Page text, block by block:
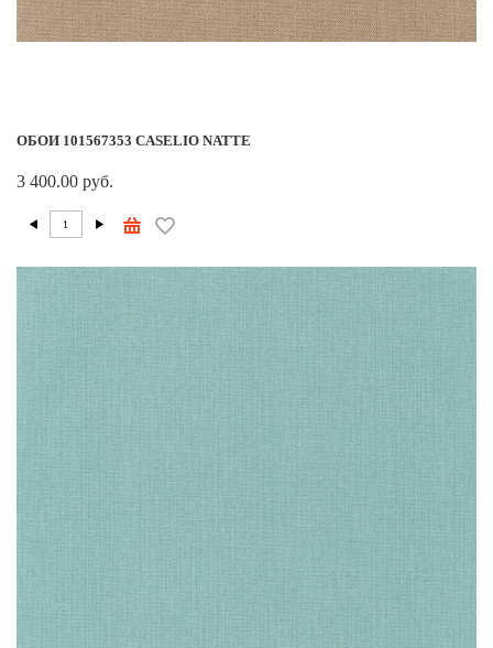
ОБОИ 101567353 CASELIO NATTE
3 400.00 руб.